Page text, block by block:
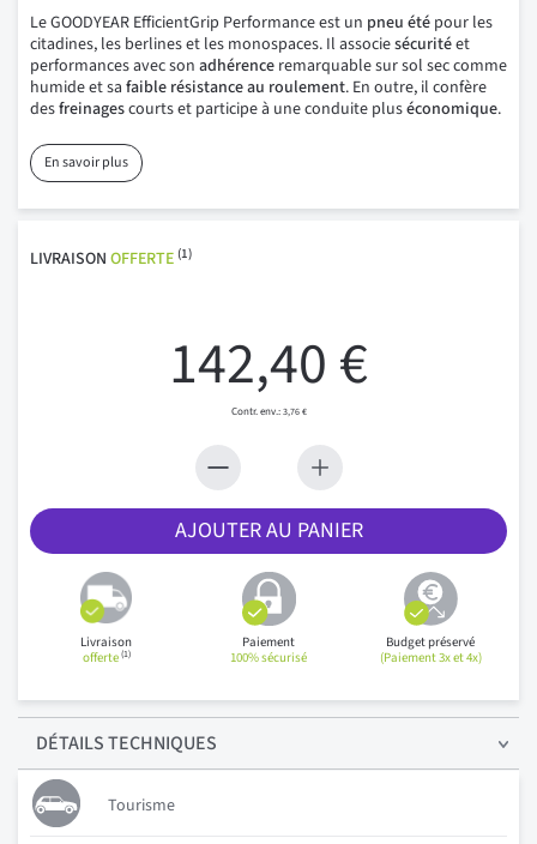
Le GOODYEAR EfficientGrip Performance est un pneu été pour les
citadines, les berlines et les monospaces. Il associesécuritéet
performances avec son adhérence remarquable sur sol sec comme
humide et sa faible résistance au roulement. En outre, il confère
desfreinagescourts et participe à une conduite pluséconomique.
En savoir plus
LIVRAISON OFFERTE (1)
142,40 €
3,76 €
AJOUTER AU PANIER
Livraison
offerte(1)
Paiement
100% sécurisé
Budget préservé
(Paiement 3x et 4x)
DÉTAILSTECHNIQUES
Tourisme